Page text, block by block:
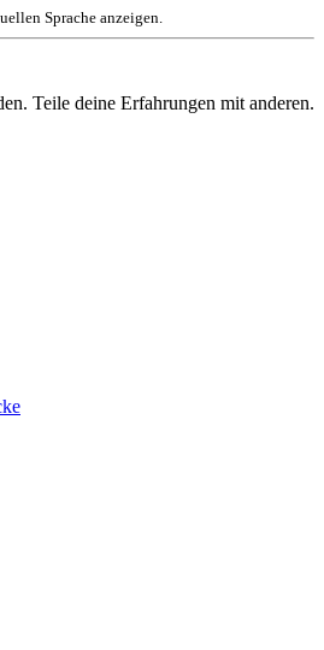
Sprache anzeigen.
Teile deine Erfahrungen mit anderen.